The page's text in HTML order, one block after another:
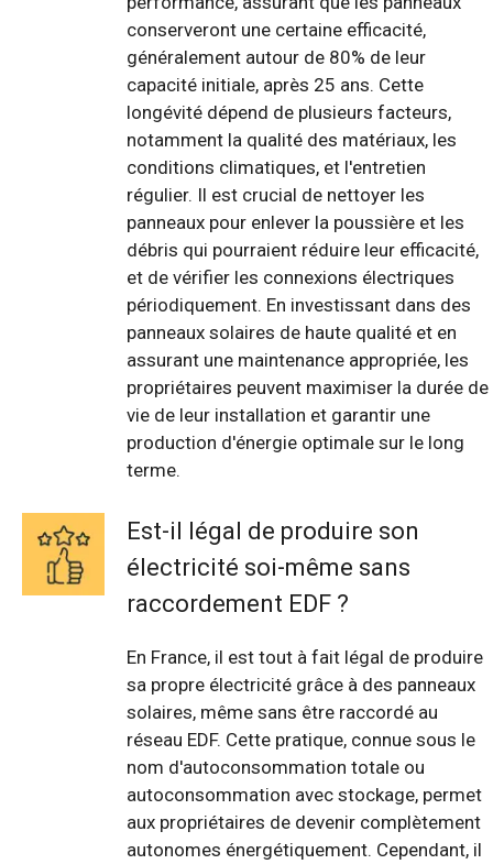
conserveront une certaine efficacité,
généralement autour de 80% de leur
capacité initiale, après 25 ans. Cette
longévité dépend de plusieurs facteurs,
notamment la qualité des matériaux, les
conditions climatiques, et l'entretien
régulier. Il est crucial de nettoyer les
panneaux pour enlever la poussière et les
débris qui pourraient réduire leur efficacité,
et de vérifier les connexions électriques
périodiquement. En investissant dans des
panneaux solaires de haute qualité et en
assurant une maintenance appropriée, les
propriétaires peuvent maximiser la durée de
vie de leur installation et garantir une
production d'énergie optimale sur le long
terme.
Est-il légal de produire son
électricité soi-même sans
raccordement EDF ?
En France, il est tout à fait légal de produire
sa propre électricité grâce à des panneaux
solaires, même sans être raccordé au
réseau EDF. Cette pratique, connue sous le
nom d'autoconsommation totale ou
autoconsommation avec stockage, permet
aux propriétaires de devenir complètement
autonomes énergétiquement. Cependant, il